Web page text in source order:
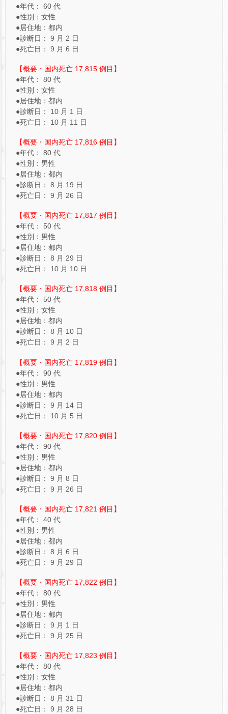
●年代： 60 代
●性別：女性
●居住地：都内
●診断日： 9 月 2 日
●死亡日： 9 月 6 日
【概要・国内死亡 17,815 例目】
●年代： 80 代
●性別：女性
●居住地：都内
●診断日： 10 月 1 日
●死亡日： 10 月 11 日
【概要・国内死亡 17,816 例目】
●年代： 80 代
●性別：男性
●居住地：都内
●診断日： 8 月 19 日
●死亡日： 9 月 26 日
【概要・国内死亡 17,817 例目】
●年代： 50 代
●性別：男性
●居住地：都内
●診断日： 8 月 29 日
●死亡日： 10 月 10 日
【概要・国内死亡 17,818 例目】
●年代： 50 代
●性別：女性
●居住地：都内
●診断日： 8 月 10 日
●死亡日： 9 月 2 日
【概要・国内死亡 17,819 例目】
●年代： 90 代
●性別：男性
●居住地：都内
●診断日： 9 月 14 日
●死亡日： 10 月 5 日
【概要・国内死亡 17,820 例目】
●年代： 90 代
●性別：男性
●居住地：都内
●診断日： 9 月 8 日
●死亡日： 9 月 26 日
【概要・国内死亡 17,821 例目】
●年代： 40 代
●性別：男性
●居住地：都内
●診断日： 8 月 6 日
●死亡日： 9 月 29 日
【概要・国内死亡 17,822 例目】
●年代： 80 代
●性別：男性
●居住地：都内
●診断日： 9 月 1 日
●死亡日： 9 月 25 日
【概要・国内死亡 17,823 例目】
●年代： 80 代
●性別：女性
●居住地：都内
●診断日： 8 月 31 日
●死亡日： 9 月 28 日